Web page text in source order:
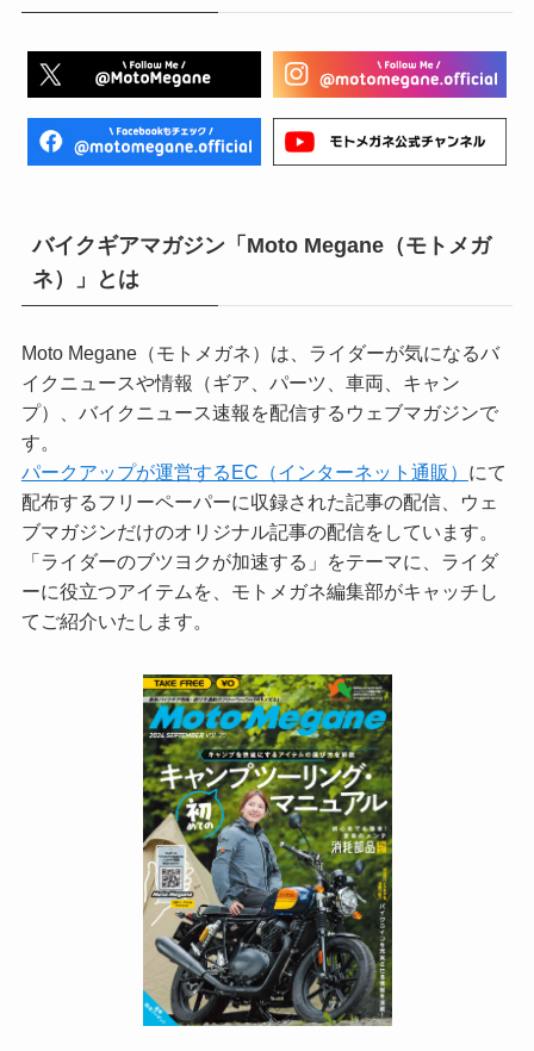
バイクギアマガジン「Moto Megane（モトメガ
ネ）」とは
Moto Megane（モトメガネ）は、ライダーが気になるバ
イクニュースや情報（ギア、パーツ、車両、キャン
プ）、バイクニュース速報を配信するウェブマガジンで
す。
パークアップが運営するEC（インターネット通販） にて
配布するフリーペーパーに収録された記事の配信、ウェ
ブマガジンだけのオリジナル記事の配信をしています。
「ライダーのブツヨクが加速する」をテーマに、ライダ
ーに役立つアイテムを、モトメガネ編集部がキャッチし
てご紹介いたします。